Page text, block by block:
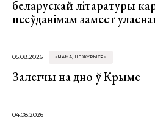
беларускай літаратуры
псеўданімам замест
05.08.2026 «МАМА, НЕ ЖУРЫСЯ!»
Залегчы на дно ў Крыме
04.08.2026